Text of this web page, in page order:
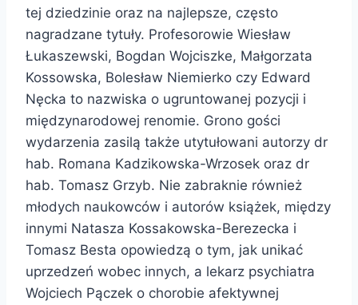
tej dziedzinie oraz na najlepsze, często
nagradzane tytuły. Profesorowie Wiesław
Łukaszewski, Bogdan Wojciszke, Małgorzata
Kossowska, Bolesław Niemierko czy Edward
Nęcka to nazwiska o ugruntowanej pozycji i
międzynarodowej renomie. Grono gości
wydarzenia zasilą także utytułowani autorzy dr
hab. Romana Kadzikowska-Wrzosek oraz dr
hab. Tomasz Grzyb. Nie zabraknie również
młodych naukowców i autorów książek, między
innymi Natasza Kossakowska-Berezecka i
Tomasz Besta opowiedzą o tym, jak unikać
uprzedzeń wobec innych, a lekarz psychiatra
Wojciech Pączek o chorobie afektywnej